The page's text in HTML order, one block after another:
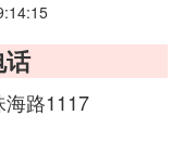
话
海路1117